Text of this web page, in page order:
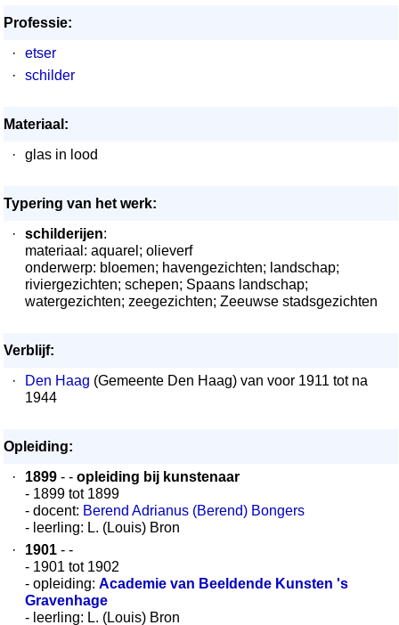
Professie:
·
etser
·
schilder
Materiaal:
·
glas in lood
Typering van het werk:
·
schilderijen:
materiaal: aquarel; olieverf
onderwerp: bloemen; havengezichten; landschap;
riviergezichten; schepen; Spaans landschap;
watergezichten; zeegezichten; Zeeuwse stadsgezichten
Verblijf:
·
Den Haag (Gemeente Den Haag) van voor 1911 tot na
1944
Opleiding:
·
1899 - - opleiding bij kunstenaar
- 1899 tot 1899
- docent: Berend Adrianus (Berend) Bongers
- leerling: L. (Louis) Bron
·
1901 - -
- 1901 tot 1902
- opleiding: Academie van Beeldende Kunsten 's
Gravenhage
- leerling: L. (Louis) Bron